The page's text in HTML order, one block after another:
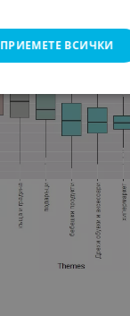
ПРИЕМЕТЕ ВСИЧКИ